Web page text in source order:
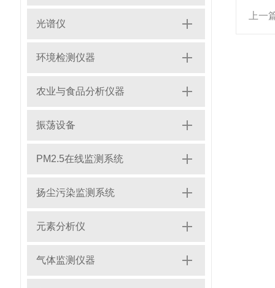
光谱仪
环境检测仪器
农业与食品分析仪器
振荡设备
PM2.5在线监测系统
扬尘污染监测系统
元素分析仪
气体监测仪器
上一